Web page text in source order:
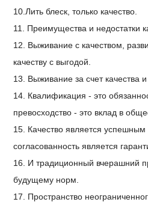
10.Лить блеск, только качество.
11. Преимущества и недостатки
12. Выживание с качеством,
качеству с выгодой.
13. Выживание за счет качества
14. Квалификация - это
превосходство - это вклад в
15. Качество является
согласованность является
16. И традиционный вчерашний
будущему норм.
17. Пространство